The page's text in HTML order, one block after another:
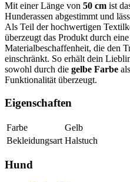
Mit einer Länge von 50 cm ist
Hunderassen abgestimmt und
Als Teil der hochwertigen
überzeugt das Produkt durch
Materialbeschaffenheit, die den
einschränkt. So erhält dein
sowohl durch die gelbe Farbe
Funktionalität überzeugt.
Eigenschaften
Farbe
Gelb
Bekleidungsart Halstuch
Hund